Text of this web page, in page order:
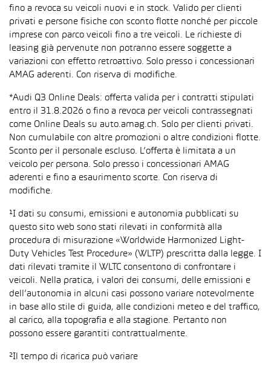
fino a revoca su veicoli nuovi e in stock. Valido per clienti
privati e persone fisiche con sconto flotte nonché per piccole
imprese con parco veicoli fino a tre veicoli. Le richieste di
leasing già pervenute non potranno essere soggette a
variazioni con effetto retroattivo. Solo presso i concessionari
AMAG aderenti. Con riserva di modifiche.
*Audi Q3 Online Deals: offerta valida per i contratti stipulati
entro il 31.8.2026 o fino a revoca per veicoli contrassegnati
come Online Deals su auto.amag.ch. Solo per clienti privati.
Non cumulabile con altre promozioni o altre condizioni flotte.
Sconto per il personale escluso. L’offerta è limitata a un
veicolo per persona. Solo presso i concessionari AMAG
aderenti e fino a esaurimento scorte. Con riserva di
modifiche.
¹I dati su consumi, emissioni e autonomia pubblicati su
questo sito web sono stati rilevati in conformità alla
procedura di misurazione «Worldwide Harmonized Light-
Duty Vehicles Test Procedure» (WLTP) prescritta dalla legge. I
dati rilevati tramite il WLTC consentono di confrontare i
veicoli. Nella pratica, i valori dei consumi, delle emissioni e
dell’autonomia in alcuni casi possono variare notevolmente
in base allo stile di guida, alle condizioni meteo e del traffico,
al carico, alla topografia e alla stagione. Pertanto non
possono essere garantiti contrattualmente.
²Il tempo di ricarica può variare